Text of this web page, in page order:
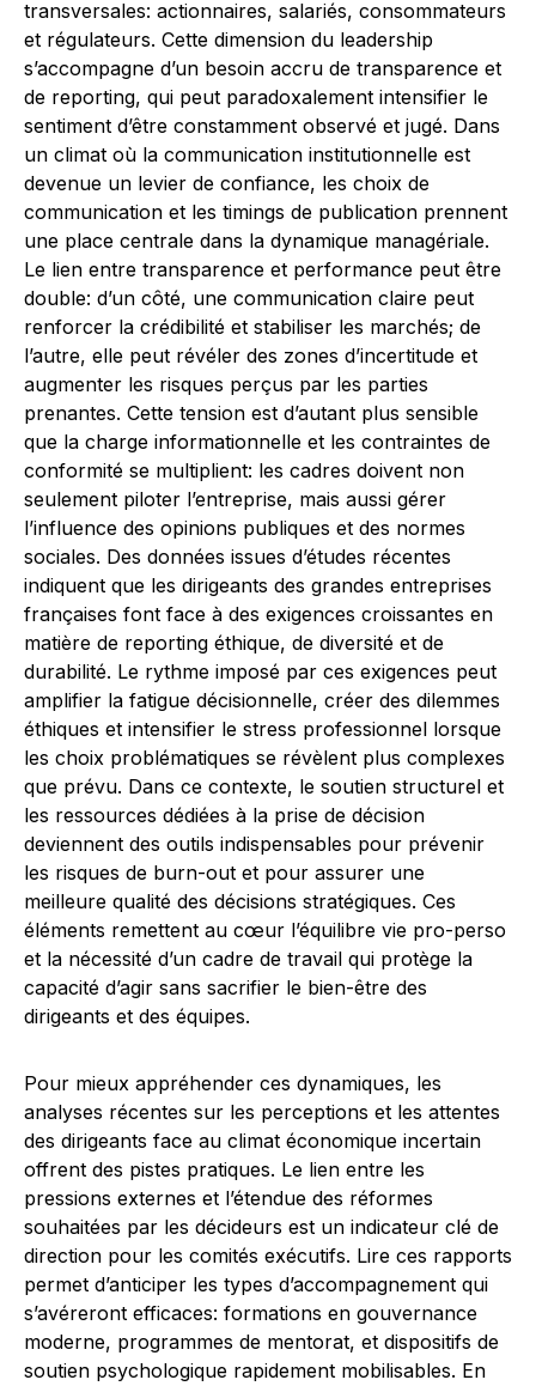
transversales: actionnaires, salariés, consommateurs
et régulateurs. Cette dimension du leadership
s’accompagne d’un besoin accru de transparence et
de reporting, qui peut paradoxalement intensifier le
sentiment d’être constamment observé et jugé. Dans
un climat où la communication institutionnelle est
devenue un levier de confiance, les choix de
communication et les timings de publication prennent
une place centrale dans la dynamique managériale.
Le lien entre transparence et performance peut être
double: d’un côté, une communication claire peut
renforcer la crédibilité et stabiliser les marchés; de
l’autre, elle peut révéler des zones d’incertitude et
augmenter les risques perçus par les parties
prenantes. Cette tension est d’autant plus sensible
que la charge informationnelle et les contraintes de
conformité se multiplient: les cadres doivent non
seulement piloter l’entreprise, mais aussi gérer
l’influence des opinions publiques et des normes
sociales. Des données issues d’études récentes
indiquent que les dirigeants des grandes entreprises
françaises font face à des exigences croissantes en
matière de reporting éthique, de diversité et de
durabilité. Le rythme imposé par ces exigences peut
amplifier la fatigue décisionnelle, créer des dilemmes
éthiques et intensifier le stress professionnel lorsque
les choix problématiques se révèlent plus complexes
que prévu. Dans ce contexte, le soutien structurel et
les ressources dédiées à la prise de décision
deviennent des outils indispensables pour prévenir
les risques de burn-out et pour assurer une
meilleure qualité des décisions stratégiques. Ces
éléments remettent au cœur l’équilibre vie pro-perso
et la nécessité d’un cadre de travail qui protège la
capacité d’agir sans sacrifier le bien-être des
dirigeants et des équipes.
Pour mieux appréhender ces dynamiques, les
analyses récentes sur les perceptions et les attentes
des dirigeants face au climat économique incertain
offrent des pistes pratiques. Le lien entre les
pressions externes et l’étendue des réformes
souhaitées par les décideurs est un indicateur clé de
direction pour les comités exécutifs. Lire ces rapports
permet d’anticiper les types d’accompagnement qui
s’avéreront efficaces: formations en gouvernance
moderne, programmes de mentorat, et dispositifs de
soutien psychologique rapidement mobilisables. En